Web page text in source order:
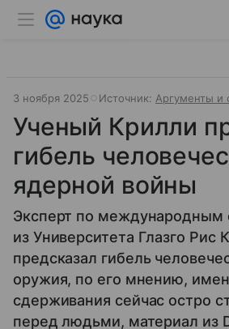
3 ноября 2025 Источник: Аргументы и
Ученый Крилли
гибель
ядерной войны
Эксперт по международным
из Университета Глазго Рис
предсказал гибель
оружия, по его мнению,
сдерживания сейчас остро
перед людьми, материал из